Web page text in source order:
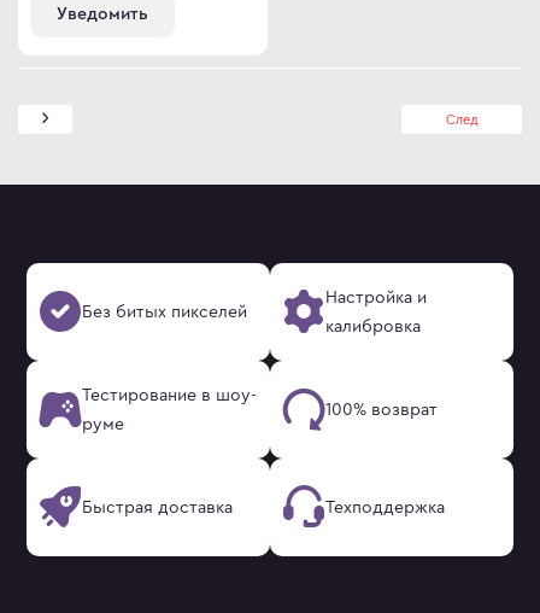
Уведомить
След
Без битых пикселей
Настройка и
калибровка
Тестирование в шоу-
руме
100% возврат
Быстрая доставка Техподдержка